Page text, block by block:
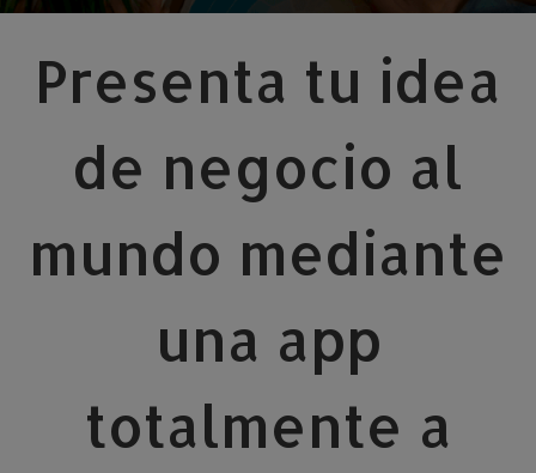
Presenta tu idea
de negocio al
mundo mediante
una app
totalmente a